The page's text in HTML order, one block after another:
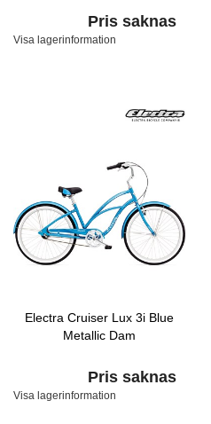
Pris saknas
Visa lagerinformation
Electra Cruiser Lux 3i Blue
Metallic Dam
Pris saknas
Visa lagerinformation